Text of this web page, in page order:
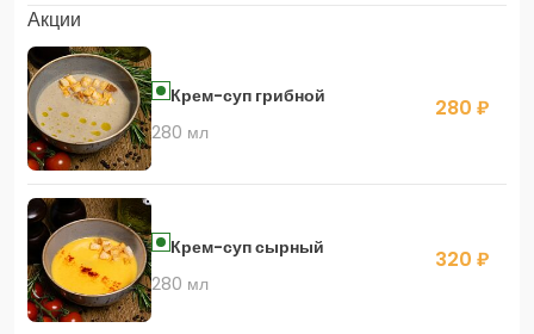
Акции
Крем-суп грибной
280 мл
280 ₽
Крем-суп сырный
280 мл
320 ₽